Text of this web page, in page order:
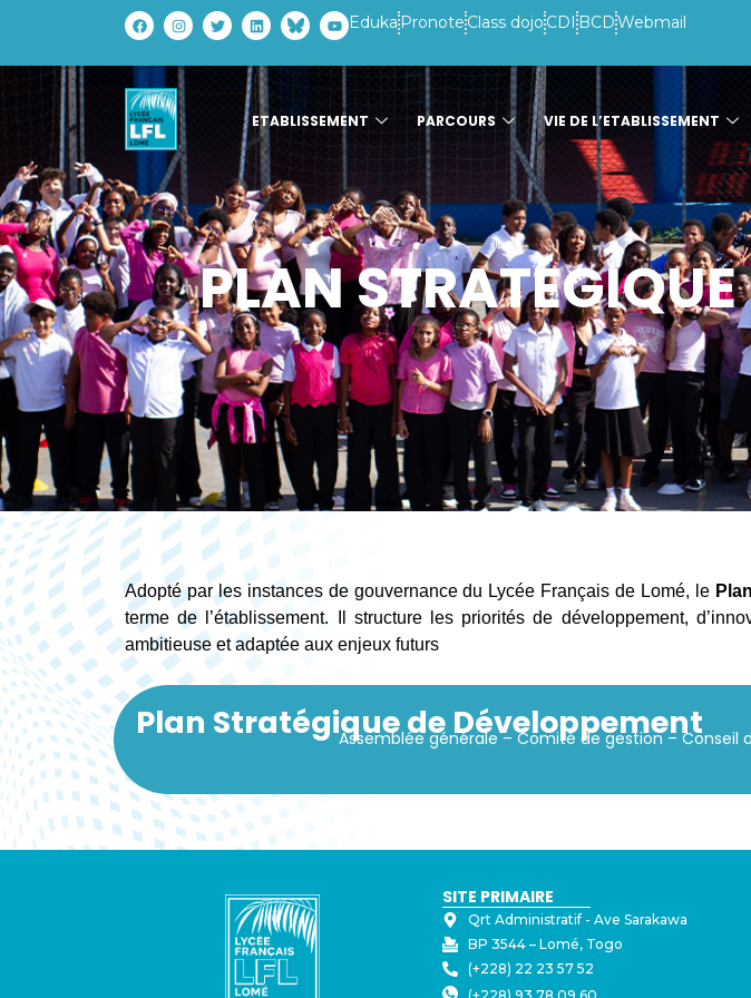
Eduka Pronote Class dojo CDI BCDWebmail
ETABLISSEMENT PARCOURS VIE DE L’ETABLISSEMENT
PLAN
Adopté par les instances de gouvernance du Lycée Français de Lomé, le
terme de l’établissement. Il structure les priorités de développement,
ambitieuse et adaptée aux enjeux futurs
Plan Stratégique de Développement
Assemblée générale – Comité de gestion – Conseil
SITE PRIMAIRE
Qrt Administratif - ⁠Ave Sarakawa
BP 3544 – Lomé, Togo
(+228) 22 23 57 52